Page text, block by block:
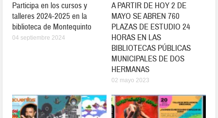
Participa en los cursos y
talleres 2024-2025 en la
biblioteca de Montequinto
04 septiembre 2024
A PARTIR DE HOY 2 DE
MAYO SE ABREN 760
PLAZAS DE ESTUDIO 24
HORAS EN LAS
BIBLIOTECAS PÚBLICAS
MUNICIPALES DE DOS
HERMANAS
02 mayo 2023